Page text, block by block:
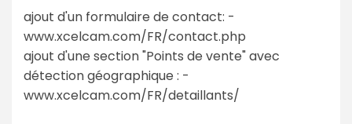
ajout d'un formulaire de contact: -
www.xcelcam.com/FR/contact.php
ajout d'une section "Points de vente" avec
détection géographique : -
www.xcelcam.com/FR/detaillants/